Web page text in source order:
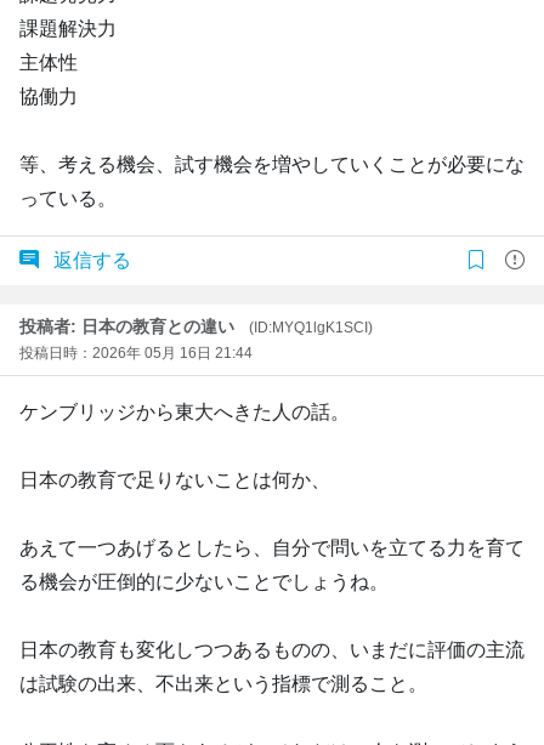
課題解決力
主体性
協働力
等、考える機会、試す機会を増やしていくことが必要にな
っている。
返信する
投稿者: 日本の教育との違い
(ID:MYQ1lgK1SCI)
投稿日時：2026年 05月 16日 21:44
ケンブリッジから東大へきた人の話。
日本の教育で足りないことは何か、
あえて一つあげるとしたら、自分で問いを立てる力を育て
る機会が圧倒的に少ないことでしょうね。
日本の教育も変化しつつあるものの、いまだに評価の主流
は試験の出来、不出来という指標で測ること。